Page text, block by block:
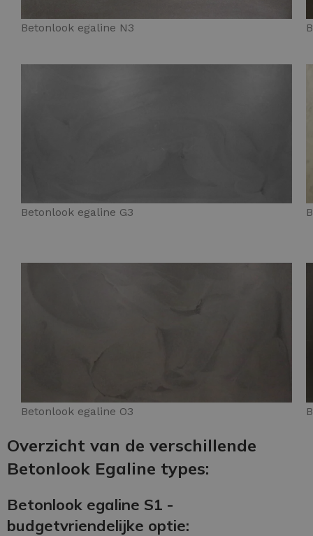
Betonlook egaline N3
Betonlook egaline G3
Betonlook egaline O3
Overzicht van de verschillende
Betonlook Egaline types:
Betonlook egaline S1 -
budgetvriendelijke optie: